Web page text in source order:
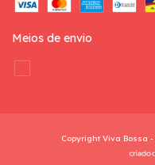
Meios de envio
Copyright Viva Bossa